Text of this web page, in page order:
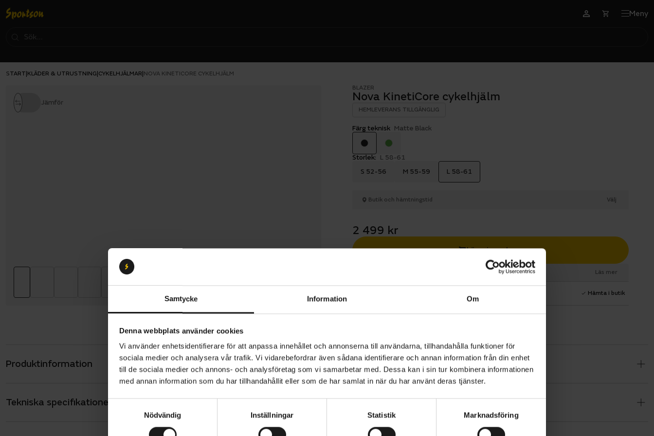
Samtycke Information Om
Denna webbplats använder cookies
Vi använder enhetsidentifierare för att anpassa innehållet och annonserna till användarna, tillhandahålla funktioner för
sociala medier och analysera vår trafik. Vi vidarebefordrar även sådana identifierare och annan information från din enhet
till de sociala medier och annons- och analysföretag som vi samarbetar med. Dessa kan i sin tur kombinera informationen
med annan information som du har tillhandahållit eller som de har samlat in när du har använt deras tjänster.
S
Nödvändig Inställningar Statistik Marknadsföring
Meny
START KLÄDER & UTRUSTNING CYKELHJÄLMAR NOVA KINETICORE CYKELHJÄLM
Jämför
BLAZER
Nova KinetiCore cykelhjälm
HEMLEVERANS TILLGÄNGLIG
Färg teknisk Matte Black
Storlek: L 58-61
S 52-56
M 55-59 L 58-61
Butik och hämtningstid Välj
2 499 kr
Lägg i varukorg
Läs mer
Hämta i butik
Produktinformation
Nova KinetiCore är den ultimata cykelhjälmen för pendlare som kräver
säkerhet, komfort och stil. Med dess NTA 8776-certifiering skyddar hjälmen vid
smarta vardagsfunktioner.
Tekniska specifikationer Allmänt
ANVÄNDARE ANVÄNDNINGSOMRÅDE